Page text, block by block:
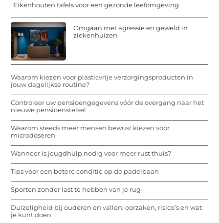
Eikenhouten tafels voor een gezonde leefomgeving
Omgaan met agressie en geweld in
ziekenhuizen
Waarom kiezen voor plasticvrije verzorgingsproducten in
jouw dagelijkse routine?
Controleer uw pensioengegevens vóór de overgang naar het
nieuwe pensioenstelsel
Waarom steeds meer mensen bewust kiezen voor
microdoseren
Wanneer is jeugdhulp nodig voor meer rust thuis?
Tips voor een betere conditie op de padelbaan
Sporten zonder last te hebben van je rug
Duizeligheid bij ouderen en vallen: oorzaken, risico’s en wat
je kunt doen